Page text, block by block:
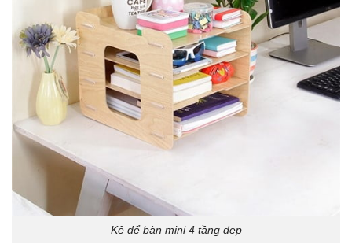
Kệ để bàn mini 4 tầng đẹp